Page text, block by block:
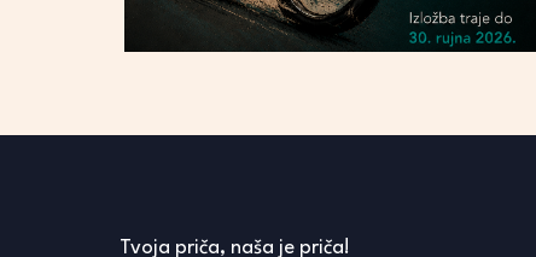
Tvoja priča, naša je priča!